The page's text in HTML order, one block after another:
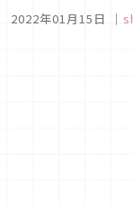
型、換上新美甲、
2022年01月15日 ｜